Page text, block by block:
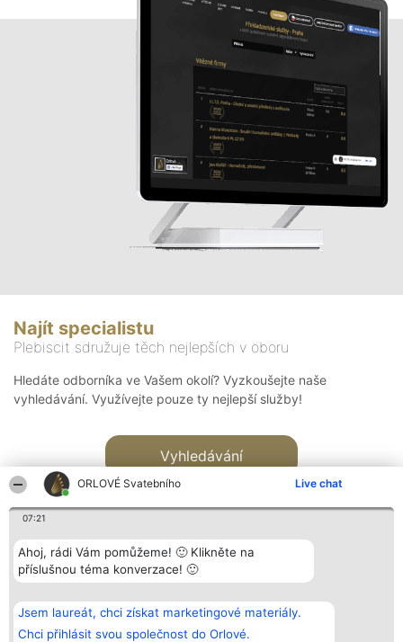
ORLOVÉ Svatebního Live chat
07:21
Ahoj, rádi Vám pomůžeme! 🙂 Klikněte na
příslušnou téma konverzace! 🙂
Jsem laureát, chci získat marketingové materiály.
Chci přihlásit svou společnost do Orlové.
Najít specialistu
Plebiscit sdružuje těch nejlepších v oboru
Hledáte odborníka ve Vašem okolí? Vyzkoušejte naše
vyhledávání. Využívejte pouze ty nejlepší služby!
Vyhledávání
Bright Side Solutions sp. z o.
o. sp. k.
ul. Ruska 22
Vítězové
Seznam všech
laureátů
Kontakt